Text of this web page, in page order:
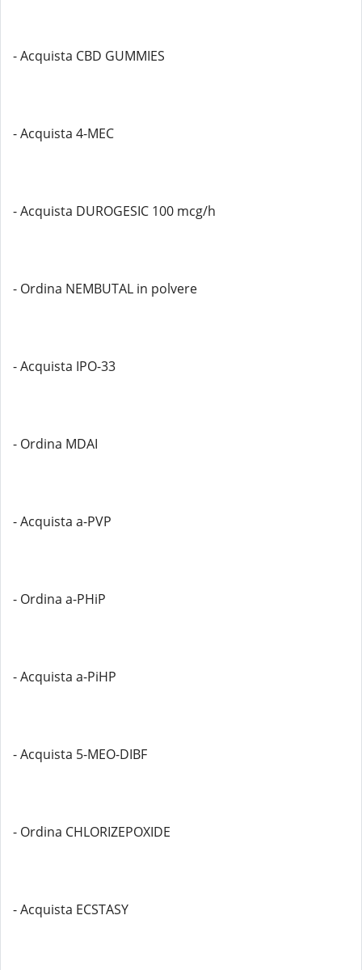
- Acquista CBD GUMMIES
- Acquista 4-MEC
- Acquista DUROGESIC 100 mcg/h
- Ordina NEMBUTAL in polvere
- Acquista IPO-33
- Ordina MDAI
- Acquista a-PVP
- Ordina a-PHiP
- Acquista a-PiHP
- Acquista 5-MEO-DIBF
- Ordina CHLORIZEPOXIDE
- Acquista ECSTASY